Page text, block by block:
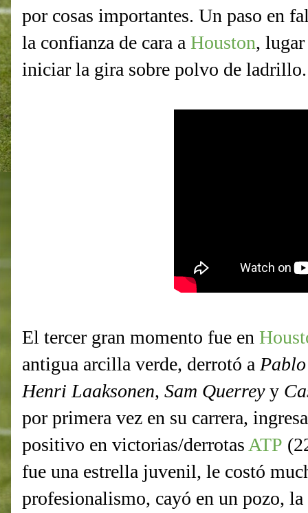
por cosas importantes. Un paso en
la confianza de cara a Houston,
iniciar la gira sobre polvo de
El tercer gran momento fue en
antigua arcilla verde, derrotó a
Henri Laaksonen, Sam Querreyy
por primera vez en su carrera,
positivo en victorias/derrotas ATP
fue una estrella juvenil, le costó
profesionalismo, cayó en un pozo,